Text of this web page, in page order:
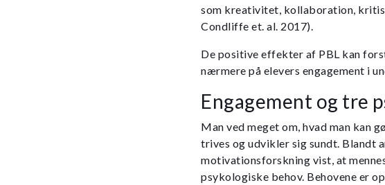
som kreativitet, kollaboration,
Condliffe et. al. 2017).
De positive effekter af PBL kan
nærmere på elevers engagement i
Engagement og tre
Man ved meget om, hvad man kan
trives og udvikler sig sundt. Blandt
motivationsforskning vist, at
psykologiske behov. Behovene er